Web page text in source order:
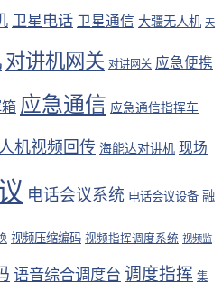
卫星电话 卫星通信 大疆无人机 天
对讲机网关 对讲网关 应急便携
应急通信 应急通信指挥车
机视频回传 海能达对讲机 现场
电话会议系统 电话会议设备 融
视频压缩编码 视频指挥调度系统 视频监
语音综合调度台 调度指挥 集